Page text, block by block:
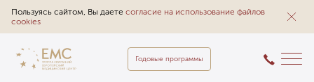
Пользуясь сайтом, Вы даете согласие на использование файлов
cookies
Годовые программы